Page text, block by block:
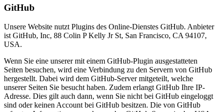
GitHub
Unsere Website nutzt Plugins des Online-Dienstes GitHub. Anbieter
ist GitHub, Inc, 88 Colin P Kelly Jr St, San Francisco, CA 94107,
USA.
Wenn Sie eine unserer mit einem GitHub-Plugin ausgestatteten
Seiten besuchen, wird eine Verbindung zu den Servern von GitHub
hergestellt. Dabei wird dem GitHub-Server mitgeteilt, welche
unserer Seiten Sie besucht haben. Zudem erlangt GitHub Ihre IP-
Adresse. Dies gilt auch dann, wenn Sie nicht bei GitHub eingeloggt
sind oder keinen Account bei GitHub besitzen. Die von GitHub